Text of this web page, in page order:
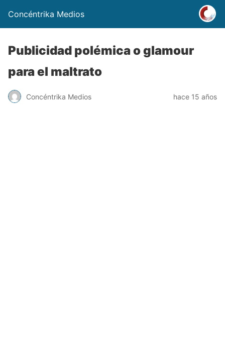
Concéntrika Medios
Publicidad polémica o glamour
para el maltrato
Concéntrika Medios hace 15 años